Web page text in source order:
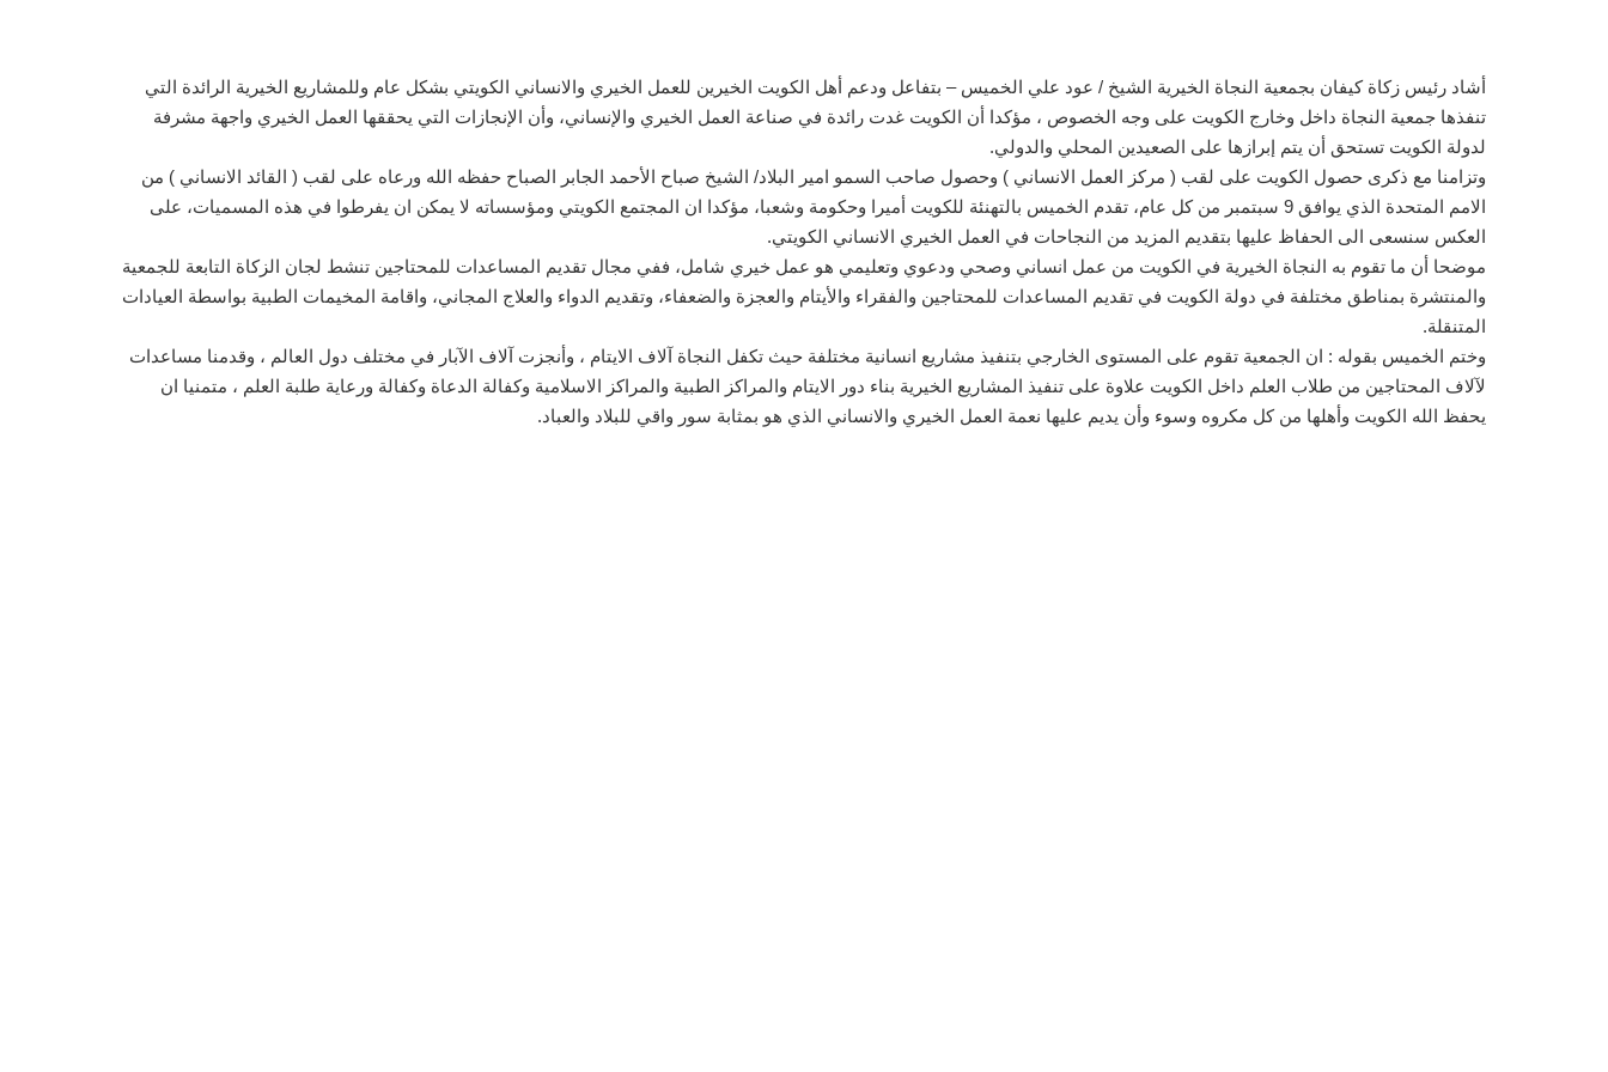
أشاد رئيس زكاة كيفان بجمعية النجاة الخيرية الشيخ / عود علي الخميس – بتفاعل ودعم أهل الكويت الخيرين للعمل الخيري والانساني الكويتي بشكل عام وللمشاريع الخيرية الرائدة التي
تنفذها جمعية النجاة داخل وخارج الكويت على وجه الخصوص ، مؤكدا أن الكويت غدت رائدة في صناعة العمل الخيري والإنساني، وأن الإنجازات التي يحققها العمل الخيري واجهة مشرفة
لدولة الكويت تستحق أن يتم إبرازها على الصعيدين المحلي والدولي.
وتزامنا مع ذكرى حصول الكويت على لقب ( مركز العمل الانساني ) وحصول صاحب السمو امير البلاد/ الشيخ صباح الأحمد الجابر الصباح حفظه الله ورعاه على لقب ( القائد الانساني ) من
الامم المتحدة الذي يوافق 9 سبتمبر من كل عام، تقدم الخميس بالتهنئة للكويت أميرا وحكومة وشعبا، مؤكدا ان المجتمع الكويتي ومؤسساته لا يمكن ان يفرطوا في هذه المسميات، على
العكس سنسعى الى الحفاظ عليها بتقديم المزيد من النجاحات في العمل الخيري الانساني الكويتي.
موضحا أن ما تقوم به النجاة الخيرية في الكويت من عمل انساني وصحي ودعوي وتعليمي هو عمل خيري شامل، ففي مجال تقديم المساعدات للمحتاجين تنشط لجان الزكاة التابعة للجمعية
والمنتشرة بمناطق مختلفة في دولة الكويت في تقديم المساعدات للمحتاجين والفقراء والأيتام والعجزة والضعفاء، وتقديم الدواء والعلاج المجاني، واقامة المخيمات الطبية بواسطة العيادات
المتنقلة.
وختم الخميس بقوله : ان الجمعية تقوم على المستوى الخارجي بتنفيذ مشاريع انسانية مختلفة حيث تكفل النجاة آلاف الايتام ، وأنجزت آلاف الآبار في مختلف دول العالم ، وقدمنا مساعدات
لآلاف المحتاجين من طلاب العلم داخل الكويت علاوة على تنفيذ المشاريع الخيرية بناء دور الايتام والمراكز الطبية والمراكز الاسلامية وكفالة الدعاة وكفالة ورعاية طلبة العلم ، متمنيا ان
يحفظ الله الكويت وأهلها من كل مكروه وسوء وأن يديم عليها نعمة العمل الخيري والانساني الذي هو بمثابة سور واقي للبلاد والعباد.